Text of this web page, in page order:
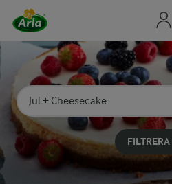
Sök på kategori eller ingrediens
Skriv in sökord för att få förslag
FILTRERA